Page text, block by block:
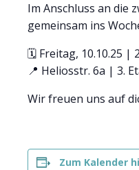
Im Anschluss an die
gemeinsam ins
🗓️ Freitag, 10.10.25 |
📍 Heliosstr. 6a | 3.
Wir freuen uns auf
Zum Kalender